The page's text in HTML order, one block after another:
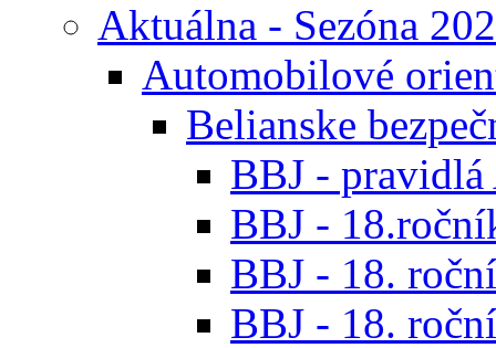
Aktuálna - Sezóna
Automobilové
Belianske
BBJ - pravidlá
BBJ -
BBJ - 18.
BBJ - 18.